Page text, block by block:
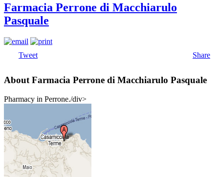
Farmacia Perrone di Macchiarulo
Pasquale
Tweet Share
About Farmacia Perrone di Macchiarulo Pasquale
Pharmacy in Perrone./div>